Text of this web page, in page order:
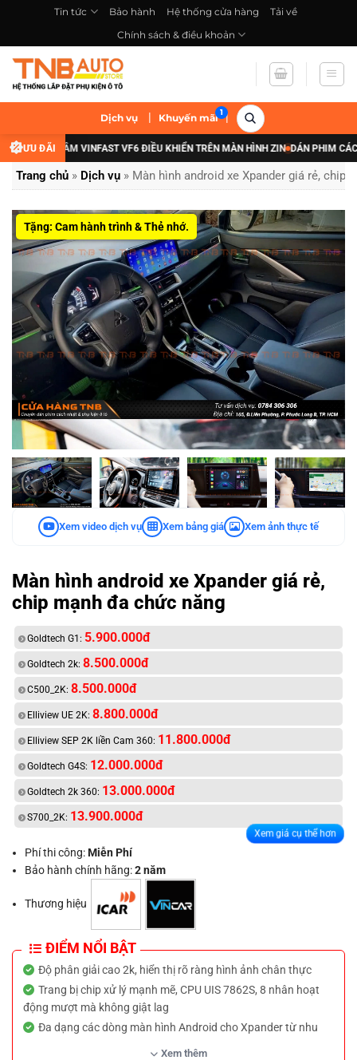
nội
dung
Tin tức Bảo hành Hệ thống cửa hàng
Tải về
Chính sách & điều khoản
Dịch vụ | Khuyến mãi |
ƯU ĐÃI
GẦM VINFAST VF6 ĐIỀU KHIỂN TRÊN MÀN HÌNH ZIN DÁN PHIM CÁCH NHIỆT
Trang chủ » Dịch vụ » Màn hình android xe Xpander giá rẻ, chip
Tặng: Cam hành trình & Thẻ nhớ.
Xem video dịch vụ Xem bảng giá Xem ảnh thực tế
Màn hình android xe Xpander giá rẻ,
chip mạnh đa chức năng
Goldtech G1: 5.900.000đ
Goldtech 2k: 8.500.000đ
C500_2K: 8.500.000đ
Elliview UE 2K: 8.800.000đ
Elliview SEP 2K liền Cam 360: 11.800.000đ
Goldtech G4S: 12.000.000đ
Goldtech 2k 360: 13.000.000đ
S700_2K: 13.900.000đ
Phí thi công:Miễn Phí
Bảo hành chính hãng:2 năm
Thương hiệu
Xem giá cụ thể hơn
ĐIỂM NỔI BẬT
Độ phân giải cao 2k, hiển thị rõ ràng hình ảnh chân thực
Trang bị chip xử lý mạnh mẽ, CPU UIS 7862S, 8 nhân hoạt
động mượt mà không giật lag
Đa dạng các dòng màn hình Android cho Xpander từ nhu
Xem thêm